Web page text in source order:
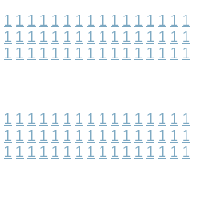
1 1 1 1 1 1 1 1 1 1 1 1 1 1 1 1
1 1 1 1 1 1 1 1 1 1 1 1 1 1 1 1
1 1 1 1 1 1 1 1 1 1 1 1 1 1 1 1
1 1 1 1 1 1 1 1 1 1 1 1 1 1 1 1
1 1 1 1 1 1 1 1 1 1 1 1 1 1 1 1
1 1 1 1 1 1 1 1 1 1 1 1 1 1 1 1